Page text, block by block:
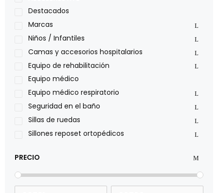
Medical Store
Nidek
Oxiplus
Philips
Pride
Roho
Sillas de ruedas Everest Jennings
Stealth products
Xiehe Medical
Destacados
Marcas
Niños / Infantiles
Camas y accesorios hospitalarios
Equipo de rehabilitación
Equipo médico
Equipo médico respiratorio
Seguridad en el baño
Sillas de ruedas
Sillones reposet ortopédicos
PRECIO